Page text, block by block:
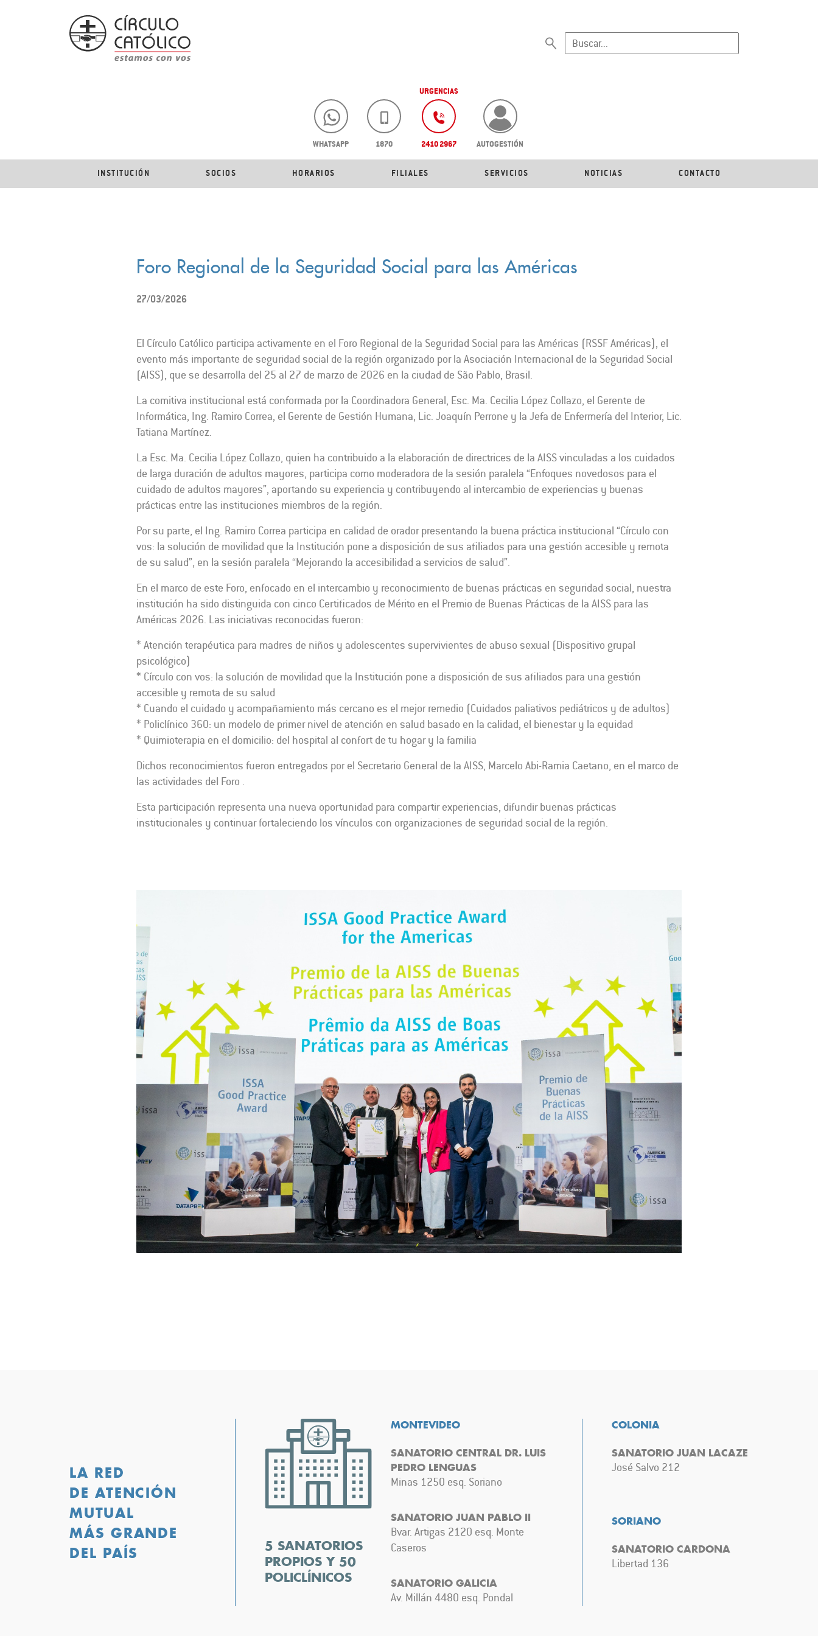
WHATSAPP 1870
URGENCIAS
2410 2967 AUTOGESTIÓN
INSTITUCIÓN SOCIOS HORARIOS FILIALES SERVICIOS NOTICIAS CONTACTO
Foro Regional de la Seguridad Social para las Américas
27/03/2026
El Círculo Católico participa activamente en el Foro Regional de la Seguridad Social para las Américas (RSSF Américas), el
evento más importante de seguridad social de la región organizado por la Asociación Internacional de la Seguridad Social
(AISS), que se desarrolla del 25 al 27 de marzo de 2026 en la ciudad de São Pablo, Brasil.
La comitiva institucional está conformada por la Coordinadora General, Esc. Ma. Cecilia López Collazo, el Gerente de
Informática, Ing. Ramiro Correa, el Gerente de Gestión Humana, Lic. Joaquín Perrone y la Jefa de Enfermería del Interior, Lic.
Tatiana Martínez.
La Esc. Ma. Cecilia López Collazo, quien ha contribuido a la elaboración de directrices de la AISS vinculadas a los cuidados
de larga duración de adultos mayores, participa como moderadora de la sesión paralela “Enfoques novedosos para el
cuidado de adultos mayores”, aportando su experiencia y contribuyendo al intercambio de experiencias y buenas
prácticas entre las instituciones miembros de la región.
Por su parte, el Ing. Ramiro Correa participa en calidad de orador presentando la buena práctica institucional “Círculo con
vos: la solución de movilidad que la Institución pone a disposición de sus afiliados para una gestión accesible y remota
de su salud”, en la sesión paralela “Mejorando la accesibilidad a servicios de salud”.
En el marco de este Foro, enfocado en el intercambio y reconocimiento de buenas prácticas en seguridad social, nuestra
institución ha sido distinguida con cinco Certificados de Mérito en el Premio de Buenas Prácticas de la AISS para las
Américas 2026. Las iniciativas reconocidas fueron:
* Atención terapéutica para madres de niños y adolescentes supervivientes de abuso sexual (Dispositivo grupal
psicológico)
* Círculo con vos: la solución de movilidad que la Institución pone a disposición de sus afiliados para una gestión
accesible y remota de su salud
* Cuando el cuidado y acompañamiento más cercano es el mejor remedio (Cuidados paliativos pediátricos y de adultos)
* Policlínico 360: un modelo de primer nivel de atención en salud basado en la calidad, el bienestar y la equidad
* Quimioterapia en el domicilio: del hospital al confort de tu hogar y la familia
Dichos reconocimientos fueron entregados por el Secretario General de la AISS, Marcelo Abi-Ramia Caetano, en el marco de
las actividades del Foro .
Esta participación representa una nueva oportunidad para compartir experiencias, difundir buenas prácticas
institucionales y continuar fortaleciendo los vínculos con organizaciones de seguridad social de la región.
LA RED
DE ATENCIÓN
MUTUAL
MÁS GRANDE
DEL PAÍS
5 SANATORIOS
PROPIOS Y 50
POLICLÍNICOS
MONTEVIDEO
SANATORIO CENTRAL DR. LUIS
PEDRO LENGUAS
Minas 1250 esq. Soriano
SANATORIO JUAN PABLO II
Bvar. Artigas 2120 esq. Monte
Caseros
SANATORIO GALICIA
Av. Millán 4480 esq. Pondal
COLONIA
SANATORIO JUAN LACAZE
José Salvo 212
SORIANO
SANATORIO CARDONA
Libertad 136